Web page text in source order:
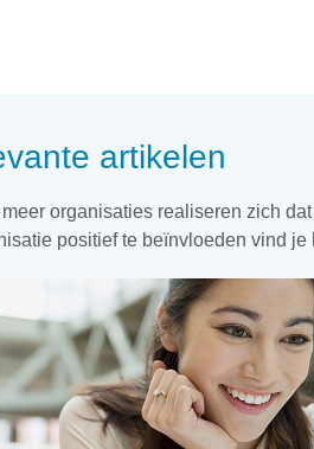
artikelen
organisaties realiseren zich
positief te beïnvloeden vind je